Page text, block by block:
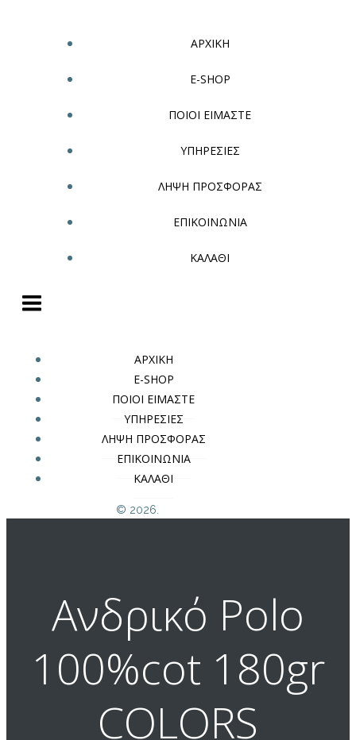
ΑΡΧΙΚΗ
E-SHOP
ΠΟΙΟΙ ΕΙΜΑΣΤΕ
ΥΠΗΡΕΣΙΕΣ
ΛΗΨΗ ΠΡΟΣΦΟΡΑΣ
ΕΠΙΚΟΙΝΩΝΙΑ
ΚΑΛΑΘΙ
ΑΡΧΙΚΗ
E-SHOP
ΠΟΙΟΙ ΕΙΜΑΣΤΕ
ΥΠΗΡΕΣΙΕΣ
ΛΗΨΗ ΠΡΟΣΦΟΡΑΣ
ΕΠΙΚΟΙΝΩΝΙΑ
ΚΑΛΑΘΙ
© 2026.
Ανδρικό Polo
100%cot 180gr
COLORS